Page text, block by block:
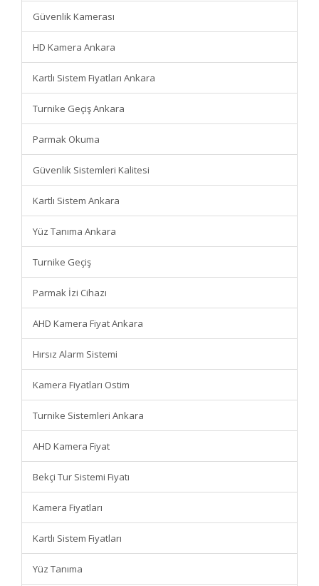
Güvenlik Kamerası
HD Kamera Ankara
Kartlı Sistem Fiyatları Ankara
Turnike Geçiş Ankara
Parmak Okuma
Güvenlik Sistemleri Kalitesi
Kartlı Sistem Ankara
Yüz Tanıma Ankara
Turnike Geçiş
Parmak İzi Cihazı
AHD Kamera Fiyat Ankara
Hırsız Alarm Sistemi
Kamera Fiyatları Ostim
Turnike Sistemleri Ankara
AHD Kamera Fiyat
Bekçi Tur Sistemi Fiyatı
Kamera Fiyatları
Kartlı Sistem Fiyatları
Yüz Tanıma